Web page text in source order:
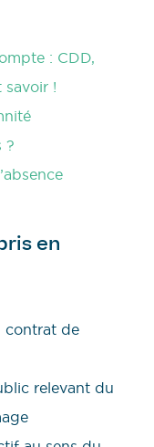
: CDD,
savoir !
?
en
contrat de
relevant du